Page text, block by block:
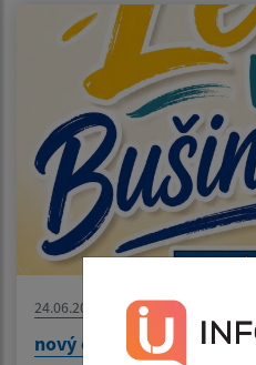
24.06.2026
nový článok